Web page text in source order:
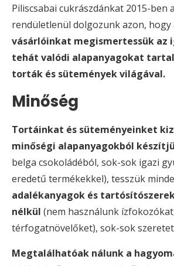
Piliscsabai cukrászdánkat 2015-ben
rendületlenül dolgozunk azon,
vásárlóinkat megismertessük az
tehát valódi alapanyagokat
torták és sütemények világával.
Minőség
Tortáinkat és süteményeinket
minőségi alapanyagokból
belga csokoládéból, sok-sok igazi
eredetű termékekkel), tesszük
adalékanyagok és
nélkül (nem használunk
térfogatnövelőket), sok-sok
Megtalálhatóak nálunk a